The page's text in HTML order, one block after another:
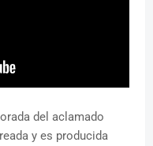
del aclamado
y es producida